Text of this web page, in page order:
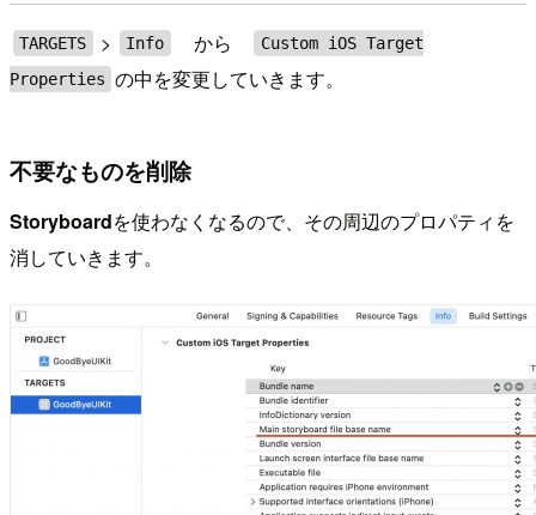
TARGETS > Info から
Custom iOS Target
Properties の中を変更していきます。
不要なものを削除
Storyboardを使わなくなるので、その周辺のプロパティを
消していきます。